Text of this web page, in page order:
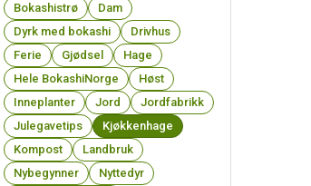
Bokashistrø
Dam
Dyrk med bokashi
Drivhus
Ferie
Gjødsel
Hage
Hele BokashiNorge
Høst
Inneplanter
Jord
Jordfabrikk
Julegavetips
Kjøkkenhage
Kompost
Landbruk
Nybegynner
Nyttedyr